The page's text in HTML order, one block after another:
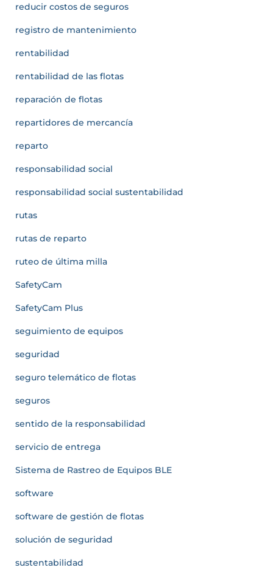
reducir costos de seguros
registro de mantenimiento
rentabilidad
rentabilidad de las flotas
reparación de flotas
repartidores de mercancía
reparto
responsabilidad social
responsabilidad social sustentabilidad
rutas
rutas de reparto
ruteo de última milla
SafetyCam
SafetyCam Plus
seguimiento de equipos
seguridad
seguro telemático de flotas
seguros
sentido de la responsabilidad
servicio de entrega
Sistema de Rastreo de Equipos BLE
software
software de gestión de flotas
solución de seguridad
sustentabilidad